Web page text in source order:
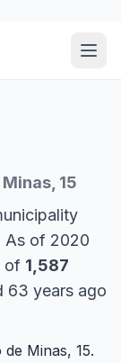
15
As of 2020
of 1,587
63 years ago
Minas, 15.